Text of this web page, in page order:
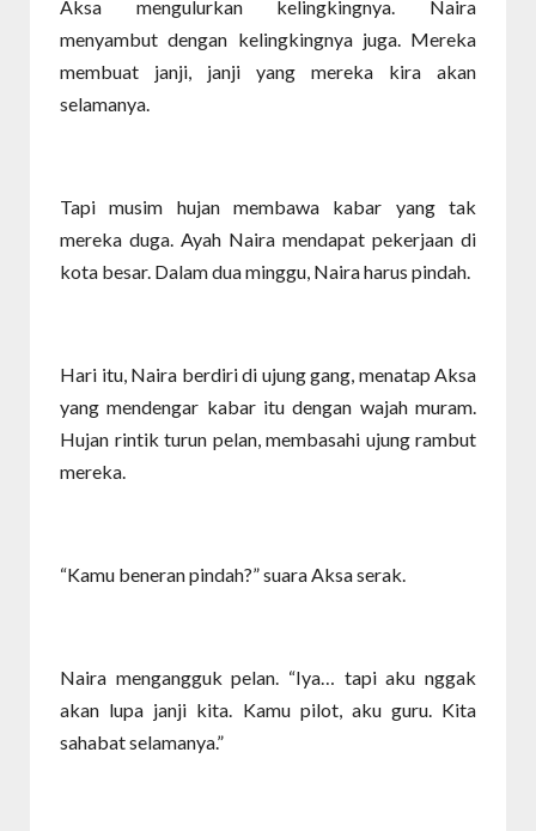
Aksa mengulurkan kelingkingnya. Naira
menyambut dengan kelingkingnya juga. Mereka
membuat janji, janji yang mereka kira akan
selamanya.
Tapi musim hujan membawa kabar yang tak
mereka duga. Ayah Naira mendapat pekerjaan di
kota besar. Dalam dua minggu, Naira harus pindah.
Hari itu, Naira berdiri di ujung gang, menatap Aksa
yang mendengar kabar itu dengan wajah muram.
Hujan rintik turun pelan, membasahi ujung rambut
mereka.
“Kamu beneran pindah?” suara Aksa serak.
Naira mengangguk pelan. “Iya… tapi aku nggak
akan lupa janji kita. Kamu pilot, aku guru. Kita
sahabat selamanya.”